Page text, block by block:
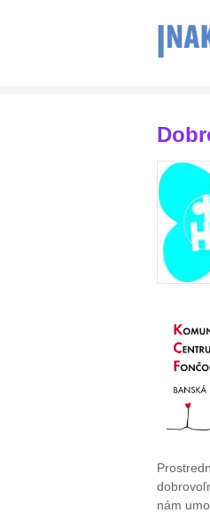
nám